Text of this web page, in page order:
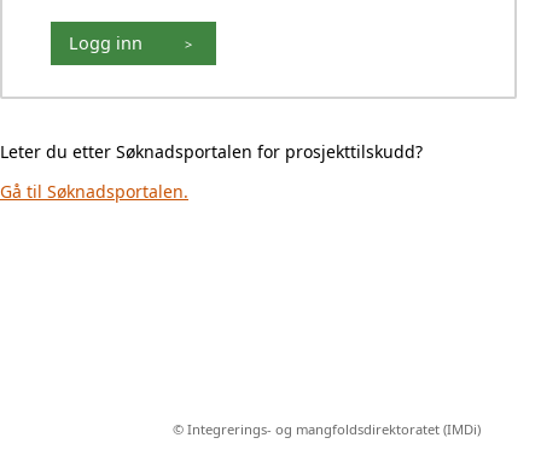
Logg inn >
Leter du etter Søknadsportalen for prosjekttilskudd?
Gå til Søknadsportalen.
© Integrerings- og mangfoldsdirektoratet (IMDi)